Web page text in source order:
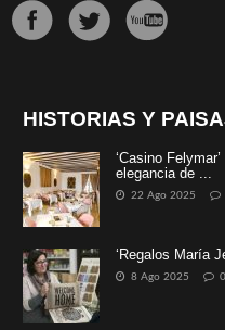
HISTORIAS Y
‘Casino
elegancia de ...
22 Ago 2025
‘Regalos María
8 Ago 2025